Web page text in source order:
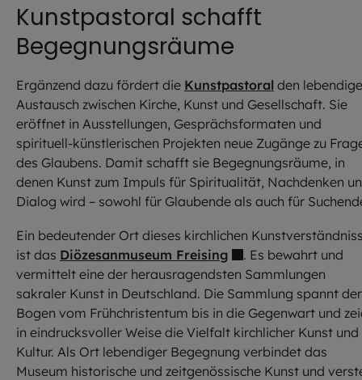
Kunstpastoral schafft
Begegnungsräume
Ergänzend dazu fördert die Kunstpastoral den
Austausch zwischen Kirche, Kunst und Gesellschaft. Sie
eröffnet in Ausstellungen, Gesprächsformaten und
spirituell-künstlerischen Projekten neue Zugänge zu
des Glaubens. Damit schafft sie Begegnungsräume, in
denen Kunst zum Impuls für Spiritualität, Nachdenken
Dialog wird – sowohl für Glaubende als auch für
Ein bedeutender Ort dieses kirchlichen
ist das Diözesanmuseum Freising
. Es bewahrt und
vermittelt eine der herausragendsten Sammlungen
sakraler Kunst in Deutschland. Die Sammlung spannt
Bogen vom Frühchristentum bis in die Gegenwart und
in eindrucksvoller Weise die Vielfalt kirchlicher Kunst und
Kultur. Als Ort lebendiger Begegnung verbindet das
Museum historische und zeitgenössische Kunst und